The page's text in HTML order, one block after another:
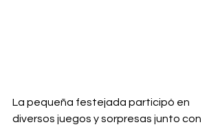
La pequeña festejada participó en
diversos juegos y sorpresas junto con